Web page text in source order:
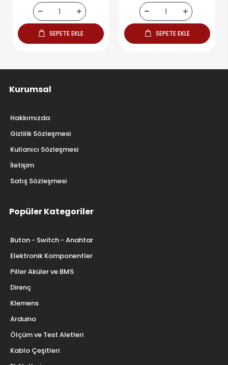
SEPETE EKLE SEPETE EKLE
Kurumsal
Hakkımızda
Gizlilik Sözleşmesi
Kullanıcı Sözleşmesi
İletişim
Satış Sözleşmesi
Popüler Kategoriler
Buton - Switch - Anahtar
Elektronik Komponentler
Piller Aküler ve BMS
Direnç
Klemens
Arduino
Ölçüm ve Test Aletleri
Kablo Çeşitleri